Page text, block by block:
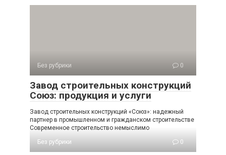
Без рубрики 0
Завод строительных конструкций
Союз: продукция и услуги
Завод строительных конструкций «Союз»: надежный
партнер в промышленном и гражданском строительстве
Современное строительство немыслимо
Без рубрики
0